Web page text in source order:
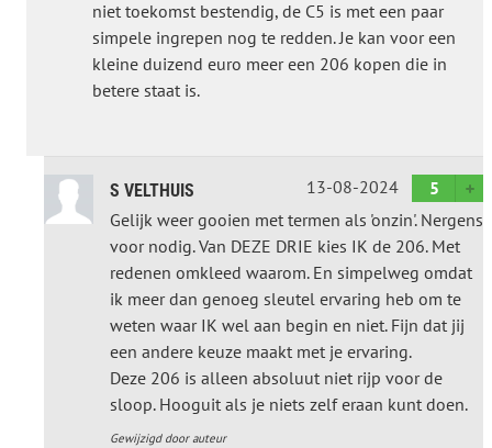
niet toekomst bestendig, de C5 is met een paar
simpele ingrepen nog te redden. Je kan voor een
kleine duizend euro meer een 206 kopen die in
betere staat is.
S VELTHUIS 13-08-2024
5
Gelijk weer gooien met termen als 'onzin'. Nergens
voor nodig. Van DEZE DRIE kies IK de 206. Met
redenen omkleed waarom. En simpelweg omdat
ik meer dan genoeg sleutel ervaring heb om te
weten waar IK wel aan begin en niet. Fijn dat jij
een andere keuze maakt met je ervaring.
Deze 206 is alleen absoluut niet rijp voor de
sloop. Hooguit als je niets zelf eraan kunt doen.
Gewijzigd door auteur